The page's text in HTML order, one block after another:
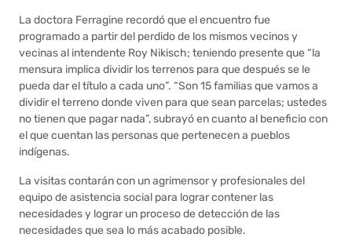
La doctora Ferragine recordó que el encuentro fue
programado a partir del perdido de los mismos vecinos y
vecinas al intendente Roy Nikisch; teniendo presente que “la
mensura implica dividir los terrenos para que después se le
pueda dar el título a cada uno”. “Son 15 familias que vamos a
dividir el terreno donde viven para que sean parcelas; ustedes
no tienen que pagar nada”, subrayó en cuanto al beneficio con
el que cuentan las personas que pertenecen a pueblos
indígenas.
La visitas contarán con un agrimensor y profesionales del
equipo de asistencia social para lograr contener las
necesidades y lograr un proceso de detección de las
necesidades que sea lo más acabado posible.